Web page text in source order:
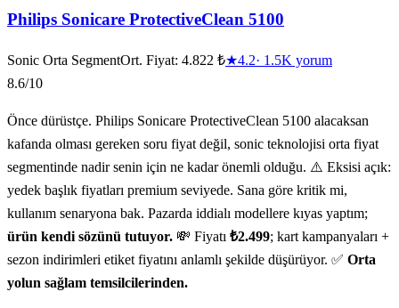
Philips Sonicare ProtectiveClean 5100
Sonic Orta SegmentOrt. Fiyat: 4.822 ₺★4.2· 1.5K yorum
8.6/10
Önce dürüstçe. Philips Sonicare ProtectiveClean 5100 alacaksan
kafanda olması gereken soru fiyat değil, sonic teknolojisi orta fiyat
segmentinde nadir senin için ne kadar önemli olduğu. ⚠️ Eksisi açık:
yedek başlık fiyatları premium seviyede. Sana göre kritik mi,
kullanım senaryona bak. Pazarda iddialı modellere kıyas yaptım;
ürün kendi sözünü tutuyor. 💸 Fiyatı ₺2.499; kart kampanyaları +
sezon indirimleri etiket fiyatını anlamlı şekilde düşürüyor. ✅ Orta
yolun sağlam temsilcilerinden.